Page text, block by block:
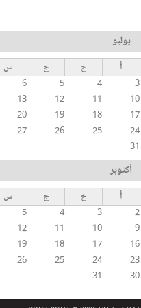
يوليو
أ خ ج
س
3
4
5
6
10
11
12
13
17
18
19
20
24
25
26
27
31
أكتوبر
أ خ ج
س
2
3
4
5
9
10
11
12
16
17
18
19
23
24
25
26
30
31